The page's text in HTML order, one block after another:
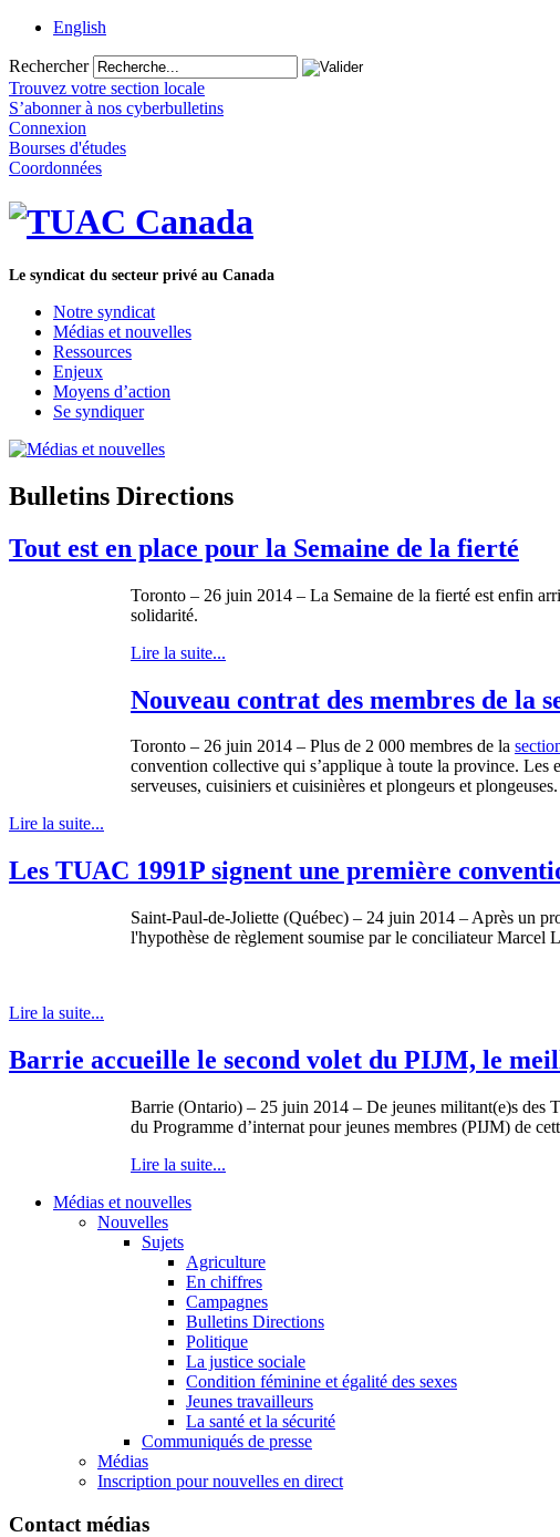
English
Rechercher
Trouvez votre section locale
S’abonner à nos cyberbulletins
Connexion
Bourses d'études
Coordonnées
Le syndicat du secteur privé au Canada
Notre syndicat
Médias et nouvelles
Ressources
Enjeux
Moyens d’action
Se syndiquer
Bulletins Directions
Tout est en place pour la Semaine de la fierté
Toronto – 26 juin 2014 – La Semaine de la fierté est enfin
solidarité.
Lire la suite...
Nouveau contrat des membres de la
Toronto – 26 juin 2014 – Plus de 2 000 membres de la
convention collective qui s’applique à toute la province. Les
serveuses, cuisiniers et cuisinières et plongeurs et plongeuses.
Lire la suite...
Les TUAC 1991P signent une première
Saint-Paul-de-Joliette (Québec) – 24 juin 2014 – Après un
l'hypothèse de règlement soumise par le conciliateur Marcel
Lire la suite...
Barrie accueille le second volet du PIJM, le
Barrie (Ontario) – 25 juin 2014 – De jeunes militant(e)s des
du Programme d’internat pour jeunes membres (PIJM) de
Lire la suite...
Médias et nouvelles
Nouvelles
Sujets
Agriculture
En chiffres
Campagnes
Bulletins Directions
Politique
La justice sociale
Condition féminine et égalité des sexes
Jeunes travailleurs
La santé et la sécurité
Communiqués de presse
Médias
Inscription pour nouvelles en direct
Contact médias